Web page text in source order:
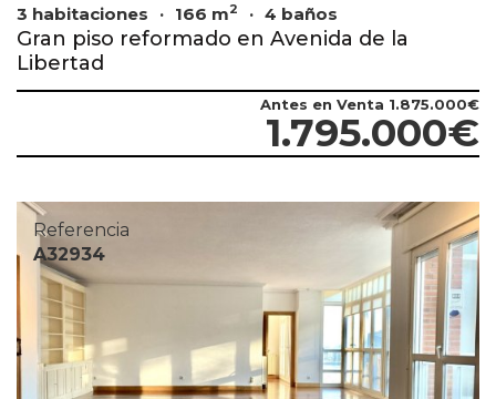
3 habitaciones 166 m2 4 baños
Gran piso reformado en Avenida de la
Libertad
Antes en Venta 1.875.000€
1.795.000€
Referencia
A32934